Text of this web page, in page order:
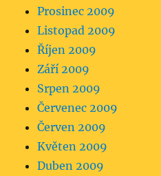
Prosinec 2009
Listopad 2009
Říjen 2009
Září 2009
Srpen 2009
Červenec 2009
Červen 2009
Květen 2009
Duben 2009